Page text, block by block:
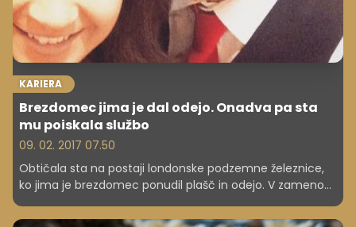
KARIERA
Brezdomec jima je dal odejo. Onadva pa sta
mu poiskala službo
09. 02. 2017 07.50
Obtičala sta na postaji londonske podzemne železnice,
ko jima je brezdomec ponudil plašč in odejo. V zameno
domov. Čez pet dni je imel službo.